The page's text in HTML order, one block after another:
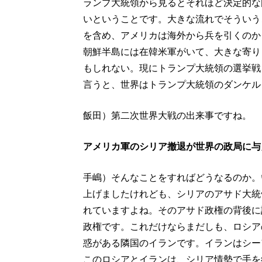
ランプ大統領から見るとそれほど決定的
いということです。大きな流れでそうい
を含め、アメリカは海外から兵を引くの
朝鮮半島には在韓米軍がいて、大きな寄
もしれない。現にトランプ大統領の選挙
言うと、世界はトランプ大統領のダンケ
飯田）第二次世界大戦の出来事ですね。
アメリカ軍のシリア撤退が世界の政局に
手嶋）そんなことをすればどうなるのか
上げましたけれども、シリアのアサド大
れていますよね。そのアサド政権の背後
政権です。これだけならまだしも、ロシ
惑がある隣国のイランです。イランはシ
このロシアとイランは、シリア情勢で手